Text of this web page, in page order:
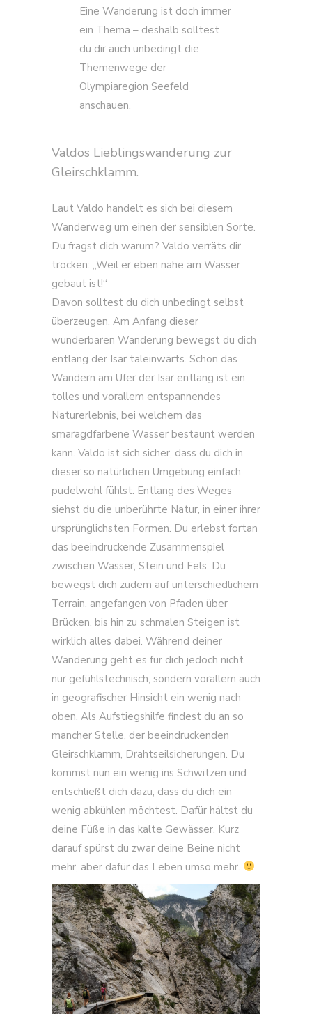
Eine Wanderung ist doch immer
ein Thema – deshalb solltest
du dir auch unbedingt die
Themenwege der
Olympiaregion Seefeld
anschauen.
Valdos Lieblingswanderung zur
Gleirschklamm.
Laut Valdo handelt es sich bei diesem
Wanderweg um einen der sensiblen Sorte.
Du fragst dich warum? Valdo verräts dir
trocken: „Weil er eben nahe am Wasser
gebaut ist!“
Davon solltest du dich unbedingt selbst
überzeugen. Am Anfang dieser
wunderbaren Wanderung bewegst du dich
entlang der Isar taleinwärts. Schon das
Wandern am Ufer der Isar entlang ist ein
tolles und vorallem entspannendes
Naturerlebnis, bei welchem das
smaragdfarbene Wasser bestaunt werden
kann. Valdo ist sich sicher, dass du dich in
dieser so natürlichen Umgebung einfach
pudelwohl fühlst. Entlang des Weges
siehst du die unberührte Natur, in einer ihrer
ursprünglichsten Formen. Du erlebst fortan
das beeindruckende Zusammenspiel
zwischen Wasser, Stein und Fels. Du
bewegst dich zudem auf unterschiedlichem
Terrain, angefangen von Pfaden über
Brücken, bis hin zu schmalen Steigen ist
wirklich alles dabei. Während deiner
Wanderung geht es für dich jedoch nicht
nur gefühlstechnisch, sondern vorallem auch
in geografischer Hinsicht ein wenig nach
oben. Als Aufstiegshilfe findest du an so
mancher Stelle, der beeindruckenden
Gleirschklamm, Drahtseilsicherungen. Du
kommst nun ein wenig ins Schwitzen und
entschließt dich dazu, dass du dich ein
wenig abkühlen möchtest. Dafür hältst du
deine Füße in das kalte Gewässer. Kurz
darauf spürst du zwar deine Beine nicht
mehr, aber dafür das Leben umso mehr.